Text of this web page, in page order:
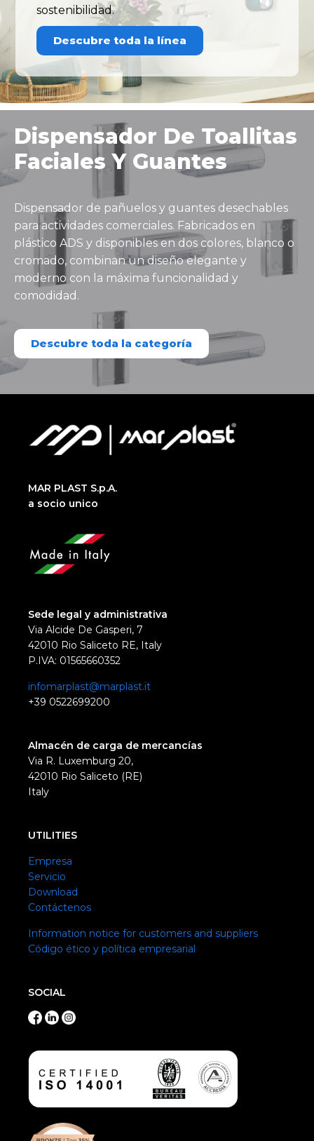
sostenibilidad.
Descubre toda la línea
Dispensador De Toallitas
Faciales Y Guantes
Dispensador de pañuelos y guantes desechables
para actividades comerciales. Fabricados en
plástico ADS y disponibles en dos colores, blanco o
cromado, combinan un diseño elegante y
moderno con la máxima funcionalidad y
comodidad.
Descubre toda la categoría
MAR PLAST S.p.A.
a socio unico
Sede legal y administrativa
Via Alcide De Gasperi, 7
42010 Rio Saliceto RE, Italy
P.IVA: 01565660352
infomarplast@marplast.it
+39 0522699200
Almacén de carga de mercancías
Via R. Luxemburg 20,
42010 Rio Saliceto (RE)
Italy
UTILITIES
Empresa
Servicio
Download
Contáctenos
Information notice for customers and suppliers
Código ético y política empresarial
SOCIAL